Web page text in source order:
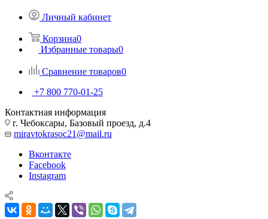
Личный кабинет
Корзина0
Избранные товары0
Сравнение товаров0
+7 800 770-01-25
Контактная информация
г. Чебоксары, Базовый проезд, д.4
miravtokrasoc21@mail.ru
Вконтакте
Facebook
Instagram